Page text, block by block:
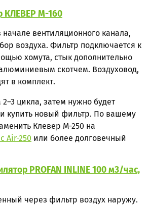
КЛЕВЕР М-160
начале вентиляционного канала,
воздуха. Фильтр подключается к
хомута, стык дополнительно
скотчем. Воздуховод,
в комплект.
цикла, затем нужно будет
купить новый фильтр. По вашему
Клевер М-250 на
Air-250 или более долговечный
PROFAN INLINE 100 м3/час,
через фильтр воздух наружу.